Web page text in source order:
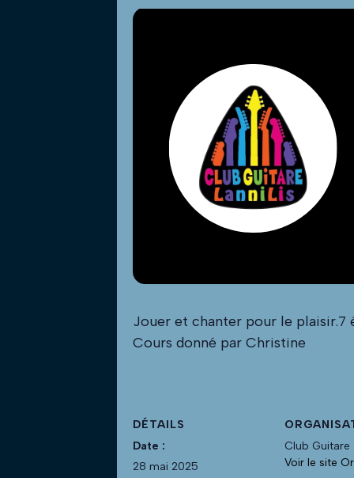
Jouer et chanter pour le plaisir.7
Cours donné par Christine
DÉTAILS
Date :
28 mai 2025
Club Guitare
Voir le site